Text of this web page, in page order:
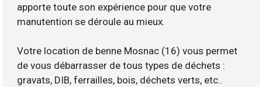
apporte toute son expérience pour que votre
manutention se déroule au mieux.
Votre location de benne Mosnac (16) vous permet
de vous débarrasser de tous types de déchets :
gravats, DIB, ferrailles, bois, déchets verts, etc..